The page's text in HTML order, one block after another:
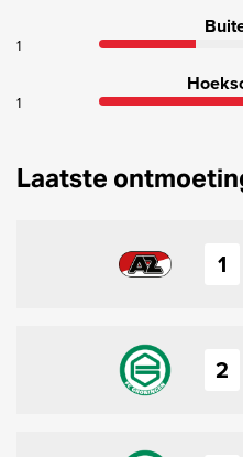
1
1
Laatste
1
2